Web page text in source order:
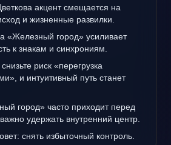
акцент смещается на
и жизненные развилки.
«Железный город» усиливает
к знакам и синхрониям.
риск «перегрузка
и интуитивный путь станет
город» часто приходит перед
удержать внутренний центр.
снять избыточный контроль.